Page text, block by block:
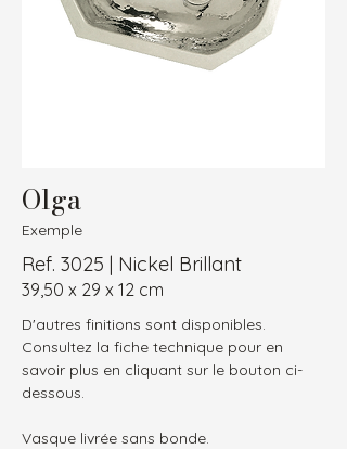
Olga
Exemple
Ref. 3025 | Nickel Brillant
39,50 x 29 x 12 cm
D'autres finitions sont disponibles.
Consultez la fiche technique pour en
savoir plus en cliquant sur le bouton ci-
dessous.
Vasque livrée sans bonde.